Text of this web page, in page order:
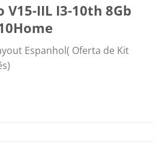
IIL I3-10th 8Gb
Espanhol( Oferta de Kit
V15-IIL I3-10th 8Gb 512Gb